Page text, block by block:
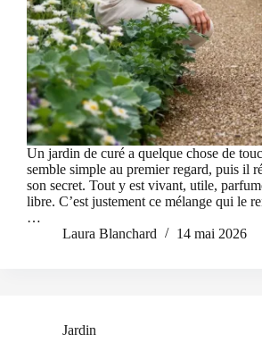
Un jardin de curé a quelque chose de
semble simple au premier regard, puis il
son secret. Tout y est vivant, utile,
libre. C’est justement ce mélange qui le
…
Laura Blanchard
14 mai 2026
Jardin